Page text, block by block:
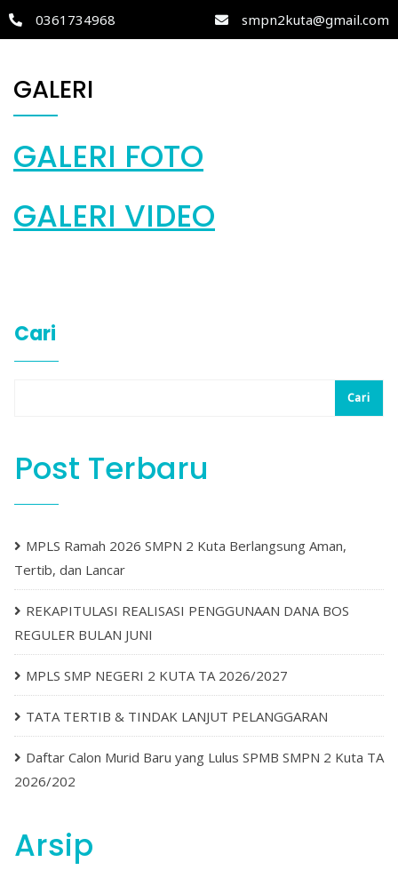
0361734968 smpn2kuta@gmail.com
GALERI
GALERI FOTO
GALERI VIDEO
Cari
Cari
Post Terbaru
MPLS Ramah 2026 SMPN 2 Kuta Berlangsung Aman,
Tertib, dan Lancar
REKAPITULASI REALISASI PENGGUNAAN DANA BOS
REGULER BULAN JUNI
MPLS SMP NEGERI 2 KUTA TA 2026/2027
TATA TERTIB & TINDAK LANJUT PELANGGARAN
Daftar Calon Murid Baru yang Lulus SPMB SMPN 2 Kuta TA
2026/202
Arsip